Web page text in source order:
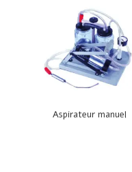
Aspirateur manuel